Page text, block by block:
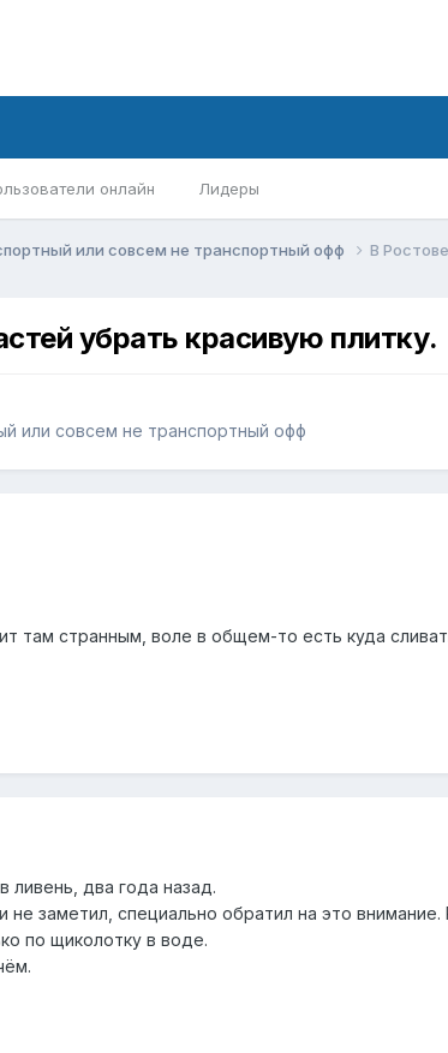
онлайн Лидеры
или совсем не транспортный офф В
убрать красивую плитку.
или совсем не транспортный офф
там странным, воле в общем-то есть куда
ливень, два года назад.
заметил, специально обратил на это
по щиколотку в воде.